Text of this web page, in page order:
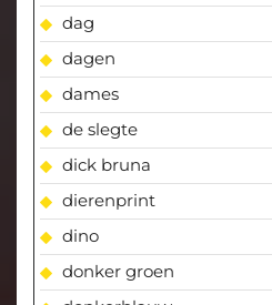
dag
dagen
dames
de slegte
dick bruna
dierenprint
dino
donker groen